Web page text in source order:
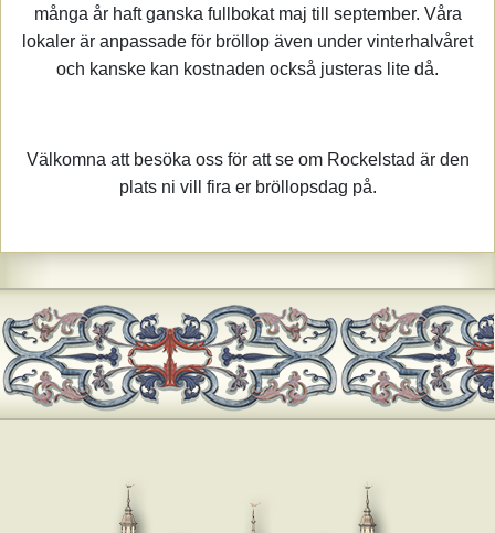
många år haft ganska fullbokat maj till september. Våra
lokaler är anpassade för bröllop även under vinterhalvåret
och kanske kan kostnaden också justeras lite då.
Välkomna att besöka oss för att se om Rockelstad är den
plats ni vill fira er bröllopsdag på.